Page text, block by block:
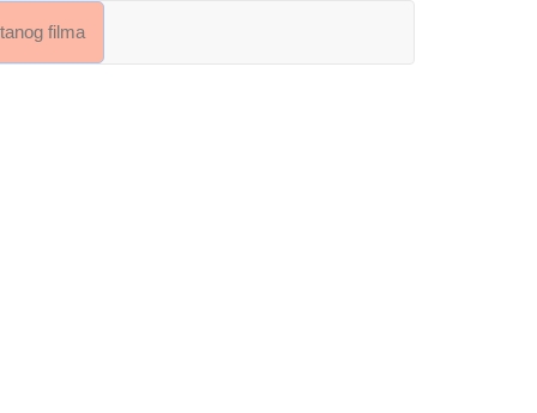
filma